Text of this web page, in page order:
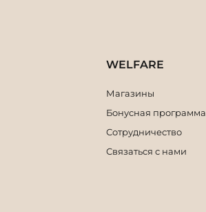
WELFARE
Магазины
Бонусная программа
Сотрудничество
Связаться с нами